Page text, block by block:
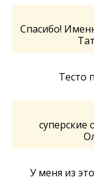
Спасибо!
Тесто
суперские
У меня из